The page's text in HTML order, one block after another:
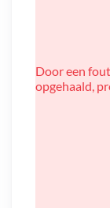
Door een
opgehaald,